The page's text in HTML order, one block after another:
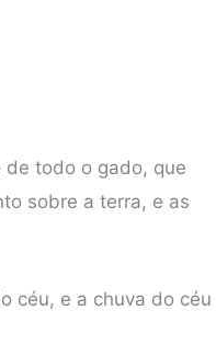
de todo o gado, que
sobre a terra, e as
céu, e a chuva do céu